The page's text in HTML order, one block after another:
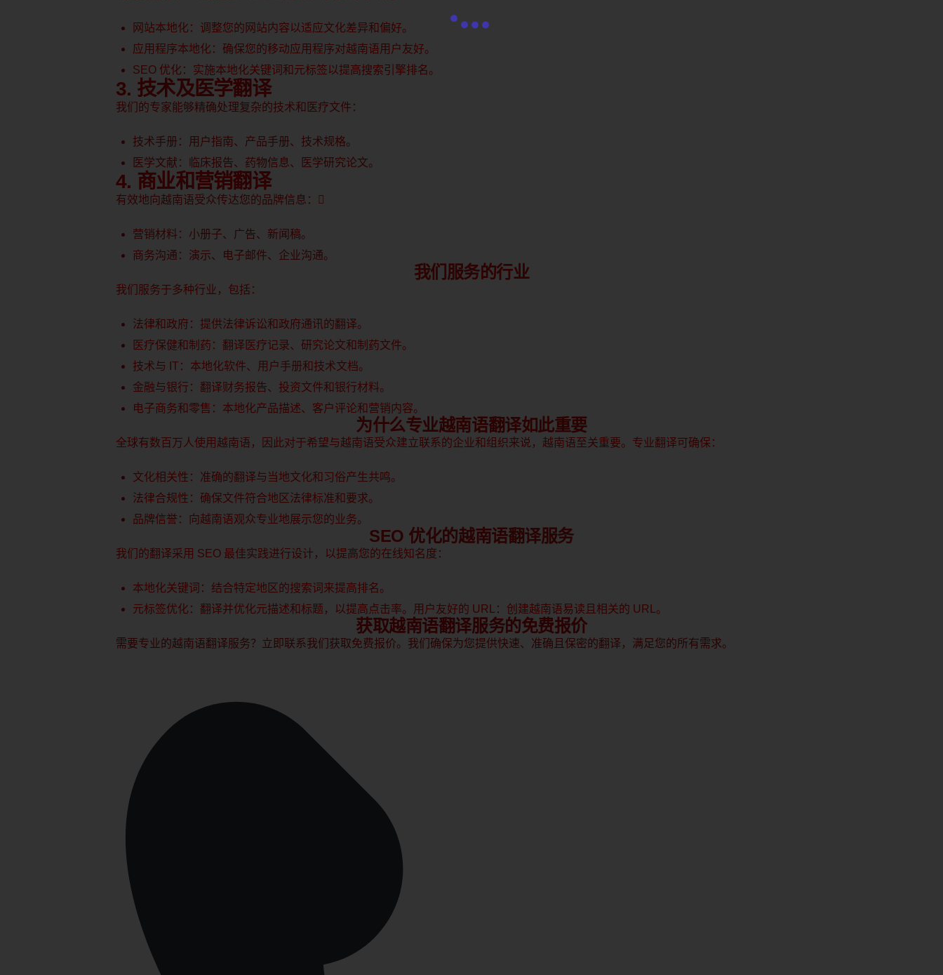
网站本地化：调整您的网站内容以适应文化差异和偏好。
应用程序本地化：确保您的移动应用程序对越南语用户友好。
SEO 优化：实施本地化关键词和元标签以提高搜索引擎排名。
3. 技术及医学翻译
我们的专家能够精确处理复杂的技术和医疗文件：
技术手册：用户指南、产品手册、技术规格。
医学文献：临床报告、药物信息、医学研究论文。
4. 商业和营销翻译
有效地向越南语受众传达您的品牌信息：
营销材料：小册子、广告、新闻稿。
商务沟通：演示、电子邮件、企业沟通。
我们服务的行业
我们服务于多种行业，包括：
法律和政府：提供法律诉讼和政府通讯的翻译。
医疗保健和制药：翻译医疗记录、研究论文和制药文件。
技术与 IT：本地化软件、用户手册和技术文档。
金融与银行：翻译财务报告、投资文件和银行材料。
电子商务和零售：本地化产品描述、客户评论和营销内容。
为什么专业越南语翻译如此重要
全球有数百万人使用越南语，因此对于希望与越南语受众建立联系的企业和组织来说，越南语至关重要。专业翻译可确保：
文化相关性：准确的翻译与当地文化和习俗产生共鸣。
法律合规性：确保文件符合地区法律标准和要求。
品牌信誉：向越南语观众专业地展示您的业务。
SEO 优化的越南语翻译服务
我们的翻译采用 SEO 最佳实践进行设计，以提高您的在线知名度：
本地化关键词：结合特定地区的搜索词来提高排名。
元标签优化：翻译并优化元描述和标题，以提高点击率。用户友好的 URL：创建越南语易读且相关的 URL。
获取越南语翻译服务的免费报价
需要专业的越南语翻译服务？立即联系我们获取免费报价。我们确保为您提供快速、准确且保密的翻译，满足您的所有需求。